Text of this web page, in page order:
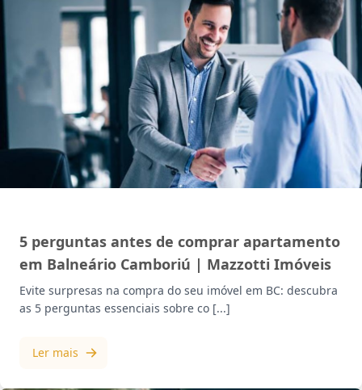
5 perguntas antes de comprar apartamento
em Balneário Camboriú | Mazzotti Imóveis
Evite surpresas na compra do seu imóvel em BC: descubra
as 5 perguntas essenciais sobre co [...]
Ler mais